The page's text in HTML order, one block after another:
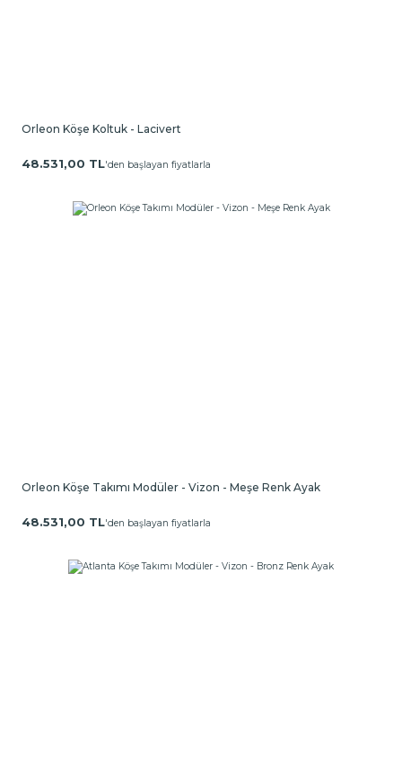
Orleon Köşe Koltuk - Lacivert
48.531,00 TL'den başlayan fiyatlarla
Orleon Köşe Takımı Modüler - Vizon - Meşe Renk Ayak
48.531,00 TL'den başlayan fiyatlarla